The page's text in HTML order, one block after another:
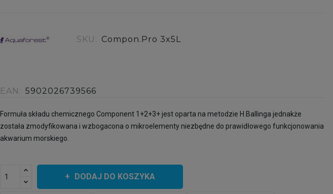
SKU: Compon.Pro 3x5L
EAN: 5902026739566
Formuła składu chemicznego Component 1+2+3+ jest oparta na metodzie H.Ballinga jednakże
została zmodyfikowana i wzbogacona o mikroelementy niezbędne do prawidłowego funkcjonowania
akwarium morskiego.
DODAJ DO KOSZYKA